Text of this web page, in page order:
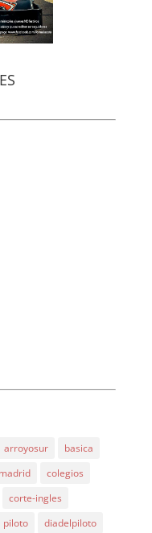
arroyosur
basica
colegios
corte-ingles
piloto
diadelpiloto